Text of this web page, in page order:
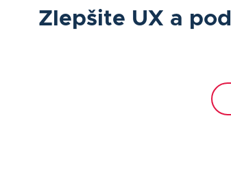
Zlepšite UX a